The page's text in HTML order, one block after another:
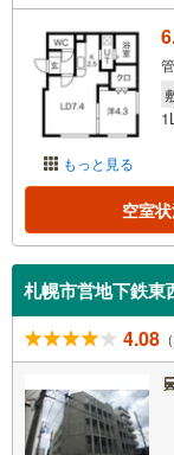
もっと見る
空室
札幌市営地下鉄東
4.08